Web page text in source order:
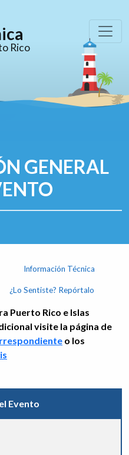
Rico
GENERAL
Información Técnica
¿Lo Sentiste? Repórtalo
Puerto Rico e Islas
visite la página de
o los
Evento